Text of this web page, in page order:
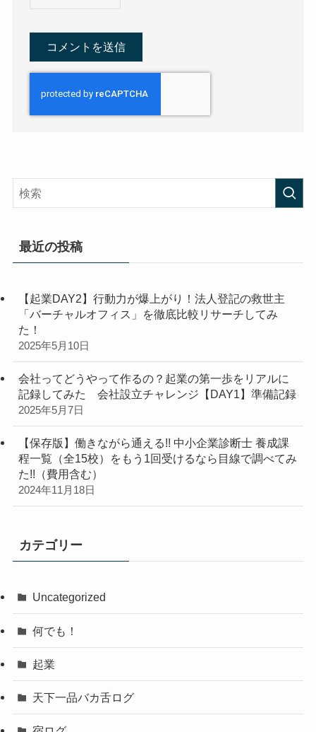
最近の投稿
【起業DAY2】行動力が爆上がり！法人登記の救世主
「バーチャルオフィス」を徹底比較リサーチしてみ
た！
2025年5月10日
会社ってどうやって作るの？起業の第一歩をリアルに
記録してみた 会社設立チャレンジ【DAY1】準備記録
2025年5月7日
【保存版】働きながら通える!! 中小企業診断士 養成課
程一覧（全15校）をもう1回受けるなら目線で調べてみ
た!!（費用含む）
2024年11月18日
カテゴリー
Uncategorized
何でも！
起業
天下一品バカ舌ログ